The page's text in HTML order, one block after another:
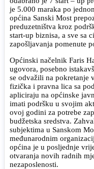
je 5.000 maraka po
općina Sanski Most
preduzetništva kroz
start-up biznisa, a sve sa
zapošljavanja pomenute
Općinski načelnik Faris
ugovora, posebno
se odvažili na pokretanje
fizička i pravna lica sa
apliciraju na općinske
imati podršku u svojim
ovoj godini za potrebe
budžetska sredstva.
subjektima u Sanskom
međunarodnim
općina je u posljednje
otvaranja novih radnih
nezaposlenosti.